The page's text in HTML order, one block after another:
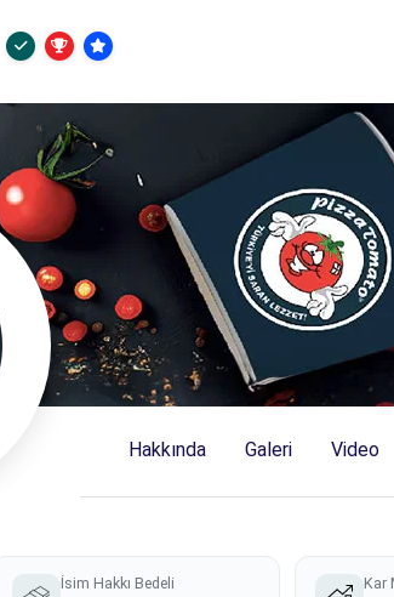
Hakkında Galeri Video
İsim Hakkı Bedeli Kar